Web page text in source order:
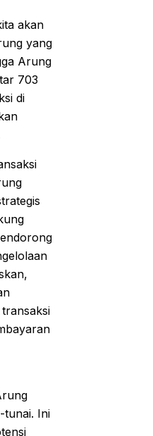
akan
yang
Arung
703
di
tunai. Ini